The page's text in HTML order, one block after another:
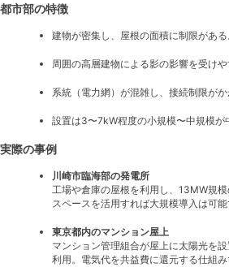
都市部の特徴
建物が密集し、屋根の面積に制限がある
周囲の高層建物による影の影響を受けや
系統（電力網）が混雑し、接続制限がか
設置は3〜7kW程度の小規模〜中規模が
実際の事例
川崎市臨海部の発電所
工場や倉庫の屋根を利用し、13MW規
スペースを活用すれば大規模導入は可能
東京都内のマンション屋上
マンション管理組合が屋上に太陽光を
利用。電気代を共益費に還元する仕組み